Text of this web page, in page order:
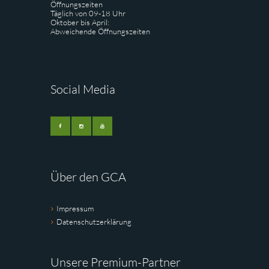
Öffnungszeiten
Täglich von 09-18 Uhr
Oktober bis April:
Abweichende Öffnungszeiten
Social Media
Über den GCA
Impressum
Datenschutzerklärung
Unsere Premium-Partner